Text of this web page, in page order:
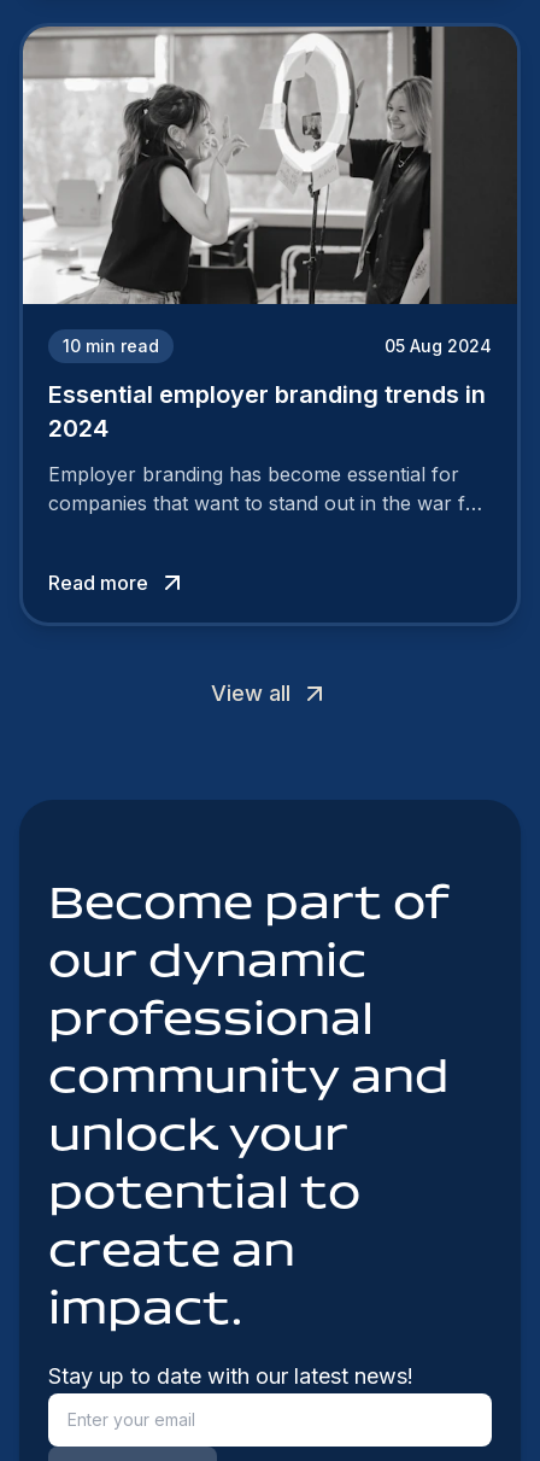
10 min read 05 Aug 2024
Essential employer branding trends in
2024
Employer branding has become essential for
companies that want to stand out in the war for
attract the best profiles.
Read more
View all
Become part of
our dynamic
professional
community and
unlock your
potential to
create an
impact.
Stay up to date with our latest news!